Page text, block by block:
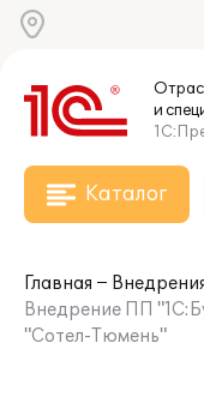
и
Каталог
Главная
Внедрение ПП
"Сотел-Тюмень"